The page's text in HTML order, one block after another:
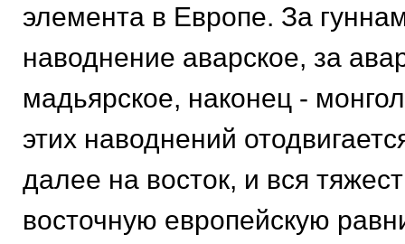
элемента в Европе. За
наводнение аварское, за
мадьярское, наконец -
этих наводнений
далее на восток, и вся
восточную европейскую